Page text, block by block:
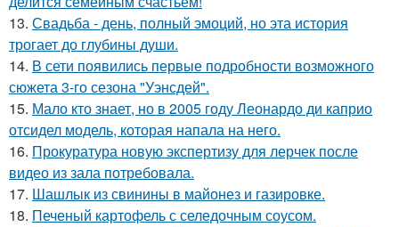
13. Свадьба - день, полный эмоций, но эта история
трогает до глубины души.
14. В сети появились первые подробности возможного
сюжета 3-го сезона "Уэнсдей".
15. Мало кто знает, но в 2005 году Леонардо ди каприо
отсидел модель, которая напала на него.
16. Прокуратура новую экспертизу для лерчек после
видео из зала потребовала.
17. Шашлык из свинины в майонез и газировке.
18. Печеный картофель с селедочным соусом.